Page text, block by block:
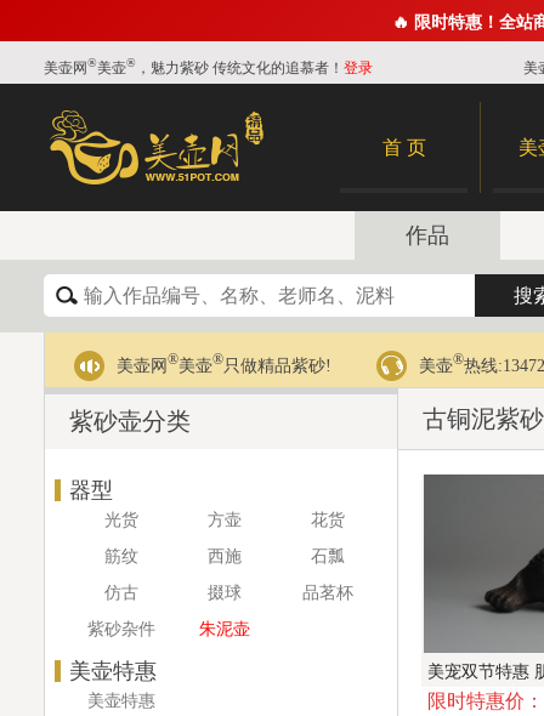
🔥 限时特惠！全站
美壶网®美壶® ，魅力紫砂 传统文化的追慕者！ 登录 美
首 页 美
作品
美壶网®美壶®只做精品紫砂! 美壶®热线
紫砂壶分类
器型
光货 方壶
花货
筋纹
西施
石瓢
仿古
掇球
品茗杯
紫砂杂件
朱泥壶
美壶特惠
美壶特惠
古铜泥紫
美宠双节特惠
小金蟾茶宠 口
限时特惠价：